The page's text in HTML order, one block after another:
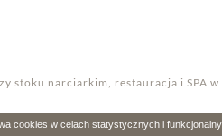
stoku narciarkim, restauracja i SPA
cookies w celach statystycznych i